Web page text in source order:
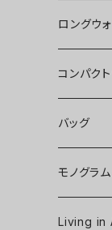
ロングウ
コンパクト
バッグ
モノグラ
Living in